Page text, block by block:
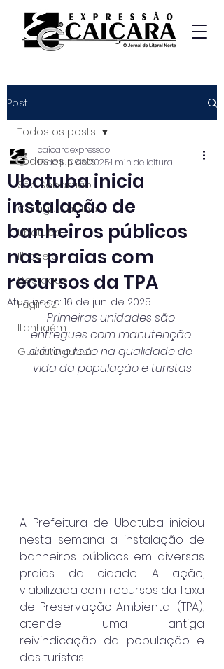
Post
Todos os posts
São Sebastião
Caraguatatuba
Ubatuba
Ilhabela
Destaque
Página2
Itanhaém
Guaratinguetá
Todos os posts
Ubatuba inicia
instalação de
banheiros públicos
nas praias com
recursos da TPA
caicaraexpressao
16 de jun. de 20251 min de leitura
Atualizado: 16 de jun. de 2025
Primeiras unidades são
entregues com manutenção
diária e foco na qualidade de
vida da população e turistas
A Prefeitura de Ubatuba iniciou
nesta semana a instalação de
banheiros públicos em diversas
praias da cidade. A ação,
viabilizada com recursos da Taxa
de Preservação Ambiental (TPA),
atende uma antiga
reivindicação da população e
dos turistas.